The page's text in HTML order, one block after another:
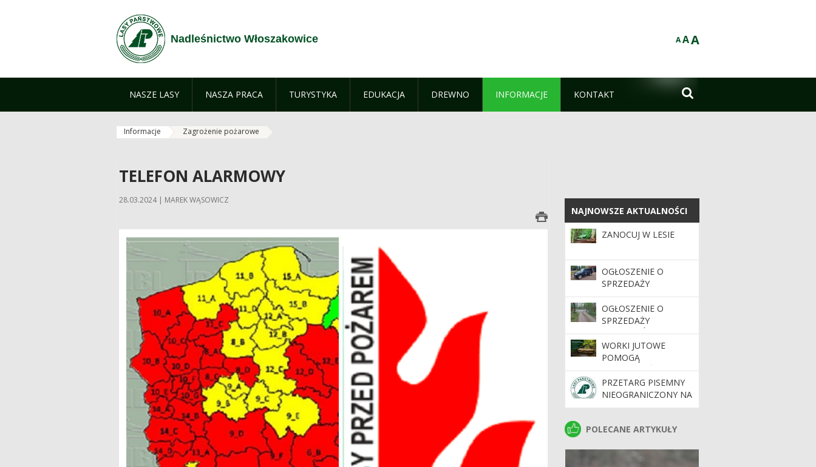
Nadleśnictwo Włoszakowice AAA
NASZE LASY NASZA PRACA TURYSTYKA EDUKACJA DREWNO INFORMACJE KONTAKT 
Informacje Zagrożenie pożarowe
TELEFON ALARMOWY
28.03.2024 | MAREK WĄSOWICZ
NAJNOWSZE AKTUALNOŚCI
NAJNOWSZE AKTUALNOŚCI
ZANOCUJ W LESIE
OGŁOSZENIE O
SPRZEDAŻY
SAMOCHODU
OGŁOSZENIE O
SPRZEDAŻY
SZLABANÓW
LEŚNYCH - III
POSTĘPOWANIE
WORKI JUTOWE
POMOGĄ
ZATRZYMAĆ WODĘ W
LASACH
PRZETARG PISEMNY
NIEOGRANICZONY NA
DEMONTAŻ
POLECANE ARTYKUŁY
POLECANE ARTYKUŁY